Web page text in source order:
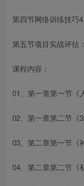
第四节网络训练技巧
第五节项目实战评估
课程内容：
01、第一章第一节《
02、第一章第二节《
03、第二章第一节《
04、第二章第二节《